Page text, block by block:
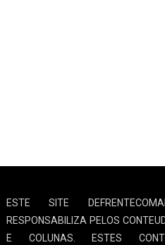
ESTE SITE
RESPONSABILIZA PELOS
E COLUNAS. ESTES